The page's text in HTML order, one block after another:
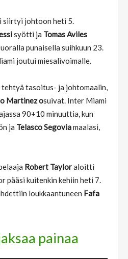
siirtyi johtoon heti 5.
syötti ja Tomas Aviles
punaisella suihkuun 23.
joutui miesalivoimalle.
tehtyä tasoitus- ja johtomaalin,
Martinez osuivat. Inter Miami
90+10 minuuttia, kun
ja Telasco Segoviamaalasi,
Robert Tayloraloitti
pääsi kuitenkin kehiin heti 7.
loukkaantuneen Fafa
painaa